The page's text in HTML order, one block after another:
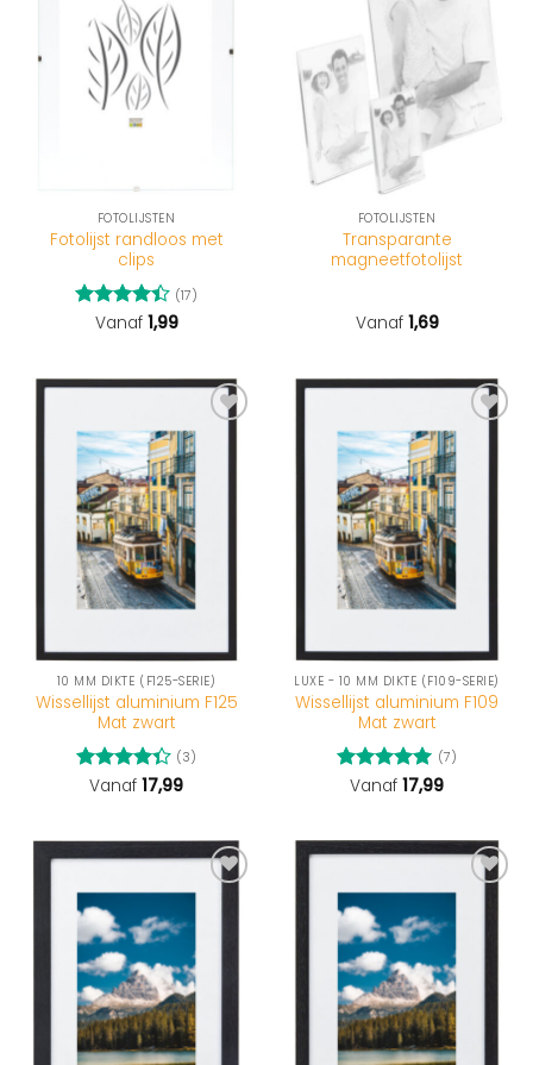
FOTOLIJSTEN
Fotolijst randloos met
clips
Gewaardeerd
(17)
Vanaf 1,99
FOTOLIJSTEN
Transparante
magneetfotolijst
Vanaf 1,69
10 MM DIKTE (F125-SERIE)
Wissellijst aluminium F125
Mat zwart
Gewaardeerd
(3)
Vanaf 17,99
LUXE - 10 MM DIKTE (F109-SERIE)
Wissellijst aluminium F109
Mat zwart
Gewaardeerd
(7)
Vanaf 17,99